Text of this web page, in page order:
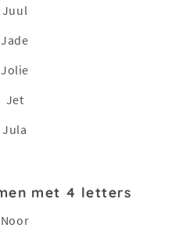
Juul
Jade
Jolie
Jet
Jula
met 4 letters
Noor